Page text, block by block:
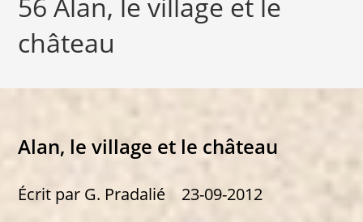
château
Alan, le village et le château
Écrit par G. Pradalié 23-09-2012